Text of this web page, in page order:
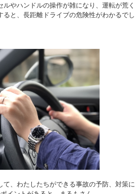
ルやハンドルの操作が雑になり、運転が荒
ると、長距離ドライブの危険性がわかるで
て、わたしたちができる事故の予防、対策